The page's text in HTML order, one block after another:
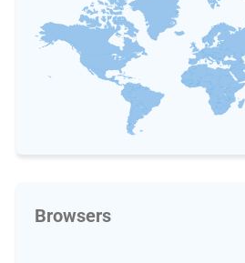
Browsers